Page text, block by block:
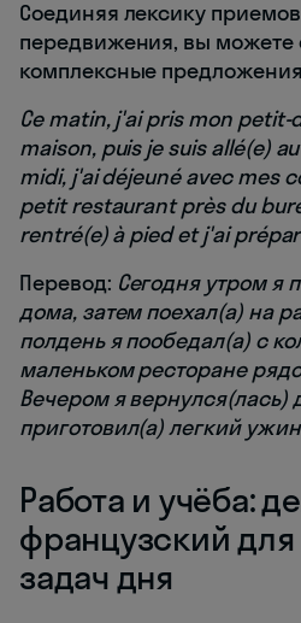
Соединяя лексику
передвижения, вы можете
комплексные
Ce matin, j'ai pris mon petit-
maison, puis je suis allé(e)
midi, j'ai déjeuné avec mes
petit restaurant près du
rentré(e) à pied et j'ai
Перевод: Сегодня утром я
дома, затем поехал(а) на
полдень я пообедал(а) с
маленьком ресторане
Вечером я
приготовил(а) легкий
Работа и учёба:
французский
задач дня